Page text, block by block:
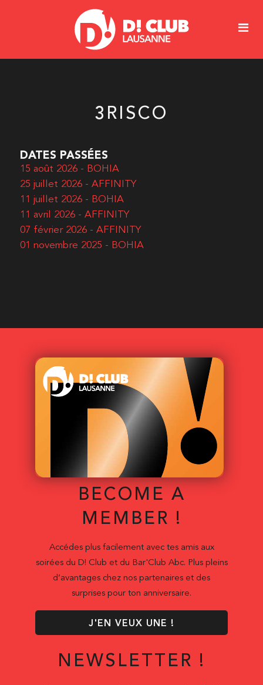
3RISCO
DATES PASSÉES
15 août 2026 - BOHIA
25 juillet 2026 - AFFINITY
11 juillet 2026 - BOHIA
11 avril 2026 - AFFINITY
07 février 2026 - AFFINITY
01 novembre 2025 - BOHIA
BECOME A
MEMBER !
Accédes plus facilement avec tes amis aux
soirées du D! Club et du Bar'Club Abc. Plus pleins
d’avantages chez nos partenaires et des
surprises pour ton anniversaire.
J'EN VEUX UNE !
NEWSLETTER !